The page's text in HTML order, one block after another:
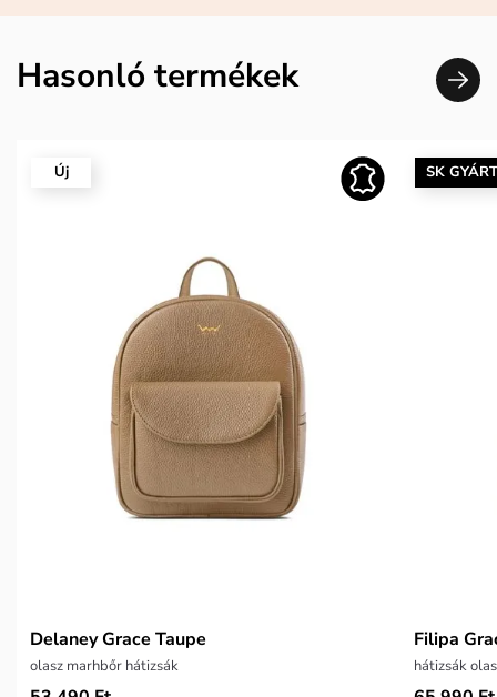
Hasonló termékek
Új
Delaney Grace Taupe
olasz marhbőr hátizsák
SK
Filipa
hátizsák